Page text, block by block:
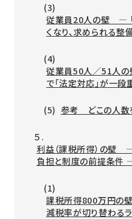
(3)
従業員20人の壁 ― 「
くなり、求められる
(4)
従業員50人／51人
で「法定対応」が一
(5) 参考 どこの人数
５.
利益（課税所得）の壁
負担と制度の前提条件
(1)
課税所得800万円の
減税率が切り替わる